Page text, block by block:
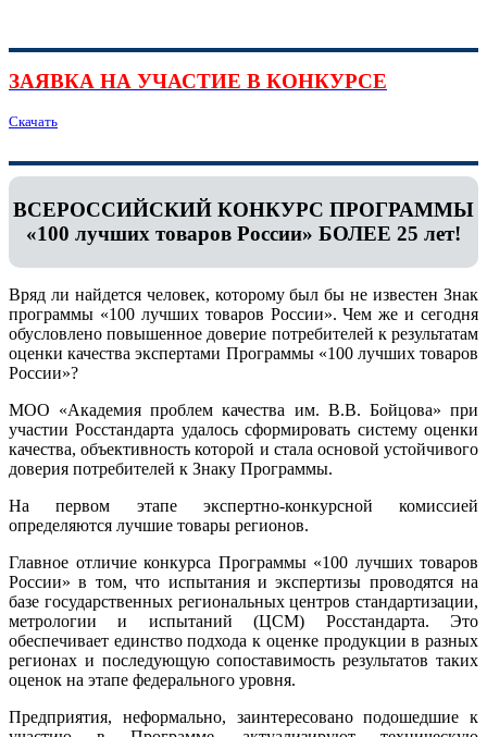
ЗАЯВКА НА УЧАСТИЕ В КОНКУРСЕ
Скачать
ВСЕРОССИЙСКИЙ КОНКУРС ПРОГРАММЫ
«100 лучших товаров России» БОЛЕЕ 25 лет!
Вряд ли найдется человек, которому был бы не известен Знак
программы «100 лучших товаров России». Чем же и сегодня
обусловлено повышенное доверие потребителей к результатам
оценки качества экспертами Программы «100 лучших товаров
России»?
МОО «Академия проблем качества им. В.В. Бойцова» при
участии Росстандарта удалось сформировать систему оценки
качества, объективность которой и стала основой устойчивого
доверия потребителей к Знаку Программы.
На первом этапе экспертно-конкурсной комиссией
определяются лучшие товары регионов.
Главное отличие конкурса Программы «100 лучших товаров
России» в том, что испытания и экспертизы проводятся на
базе государственных региональных центров стандартизации,
метрологии и испытаний (ЦCM) Росстандарта. Это
обеспечивает единство подхода к оценке продукции в разных
регионах и последующую сопоставимость результатов таких
оценок на этапе федерального уровня.
Предприятия, неформально, заинтересовано подошедшие к